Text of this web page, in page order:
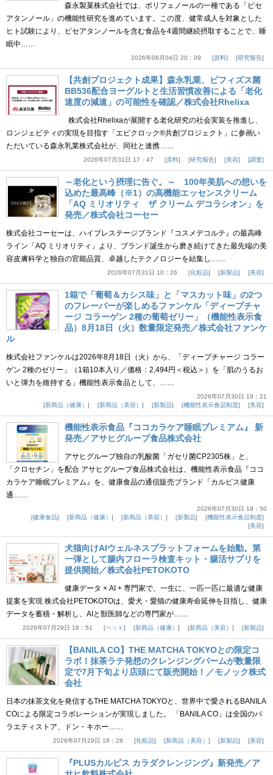
森永製菓株式会社では、ポリフェノールの一種である「ピセ
アタンノール」の機能性研究を進めています。この度、健常成人を対象とした
ヒト試験により、ピセアタンノールを含む食品を4週間継続摂取することで、睡
眠中……
2026年08月04日 20：09 原料 研究報告
【共創プロジェクト成果】森永乳業、ビフィズス菌
BB536配合ヨーグルトと生活習慣改善による「老化
速度の減速」の可能性を確認／株式会社Rhelixa
株式会社Rhelixaが展開する老化研究の社会実装を推進し、
ロンジェビティの実現を目指す「エピクロック®共創プロジェクト」に参画い
ただいている森永乳業株式会社が、同社と連携……
2026年07月31日 17：47 原料 研究報告 美容 調査
～老化という摂理に告ぐ。～ 100年美肌への想いを
込めた最高峰（※1）の高機能エッセンスクリーム
「AQ ミリオリティ ザ クリーム デコラシオン」を
発売／株式会社コーセー
株式会社コーセーは、ハイプレステージブランド『コスメデコルテ』の最高峰
ライン「AQ ミリオリティ」より、ブランド誕生から磨き続けてきた最先端の美
容皮膚科学と独自の官能品質、卓越したテクノロジーを結集し……
2026年07月31日 10：26 化粧品 新製品 美容
1箱で「葡萄＆カシス味」と「マスカット味」の2つ
のフレーバーが楽しめるファンケル「ディープチャ
ージ コラーゲン 2種の葡萄ゼリー」（機能性表示食
品）8月18日（火）数量限定発売／株式会社ファンケ
ル
株式会社ファンケルは2026年8月18日（火）から、「ディープチャージ コラー
ゲン 2種のゼリー」（1箱10本入り／価格：2,494円＜税込＞）を「肌のうるお
いと弾力を維持する」機能性表示食品として、……
2026年07月30日 19：21
新商品（健康）
新商品（美容） 新製品 機能性表示食品制度 美容
機能性表示食品『ココカラケア睡眠プレミアム』 新
発売／アサヒグループ食品株式会社
アサヒグループ独自の乳酸菌「ガセリ菌CP2305株」と、
「クロセチン」を配合 アサヒグループ食品株式会社は、機能性表示食品『ココ
カラケア睡眠プレミアム』を、健康食品の通信販売ブランド「カルピス健康
通……
2026年07月30日 18：50
健康食品
新商品（健康） 新商品（美容） 新製品
機能性表示食品制度
美容
犬猫向けAIウェルネスプラットフォームを始動。第
一弾として腸内フローラ検査キット・腸活サプリを
提供開始／株式会社PETOKOTO
健康データ × AI + 専門家で、一生に、一匹一匹に最適な健康
提案を実現 株式会社PETOKOTOは、愛犬・愛猫の健康寿命延伸を目指し、健康
データを蓄積・解析し、AIと獣医師などの専門家が……
2026年07月29日 18：51 ペット 新商品（健康） 新商品（美容） 新製品
【BANILA CO】THE MATCHA TOKYOとの限定コ
ラボ！抹茶ラテ発想のクレンジングバームが数量限
定で7月下旬より店頭にて販売開始！／モノック株式
会社
日本の抹茶文化を発信するTHE MATCHA TOKYOと、世界中で愛されるBANILA
COによる限定コラボレーションが実現しました。 「BANILA CO」は全国のバ
ラエティストア、ドン・キホー……
2026年07月29日 18：28 化粧品 新商品（美容） 新製品 美容
『PLUSカルピス カラダクレンジング』新発売／ア